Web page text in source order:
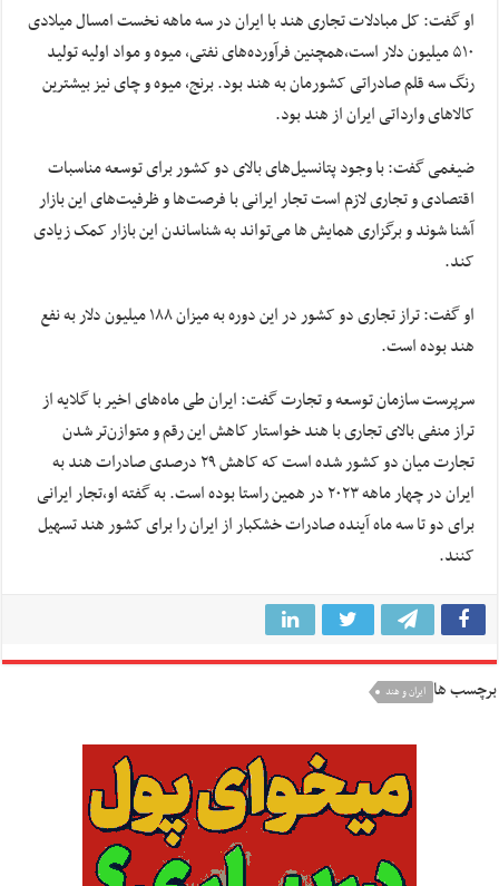
او گفت: کل مبادلات تجاری هند با ایران در سه ماهه نخست امسال میلادی
۵۱۰ میلیون دلار است،همچنین فرآورده‌های نفتی، میوه و مواد اولیه تولید
رنگ سه قلم صادراتی کشورمان به هند بود. برنج، میوه و چای نیز بیشترین
کالاهای وارداتی ایران از هند بود.
ضیغمی گفت: با وجود پتانسیل‌های بالای دو کشور برای توسعه مناسبات
اقتصادی و تجاری لازم است تجار ایرانی با فرصت‌ها و ظرفیت‌های این بازار
آشنا شوند و برگزاری همایش ها می‌تواند به شناساندن این بازار کمک زیادی
کند.
او گفت: تراز تجاری دو کشور در این دوره به میزان ۱۸۸ میلیون دلار به نفع
هند بوده است.
سرپرست سازمان توسعه و تجارت گفت: ایران طی ماه‌های اخیر با گلایه از
تراز منفی بالای تجاری با هند خواستار کاهش این رقم و متوازن‌تر شدن
تجارت میان دو کشور شده است که کاهش ۲۹ درصدی صادرات هند به
ایران در چهار ماهه ۲۰۲۳ در همین راستا بوده است. به گفته او،تجار ایرانی
برای دو تا سه ماه آینده صادرات خشکبار از ایران را برای کشور هند تسهیل
کنند.
برچسب ها ایران و هند